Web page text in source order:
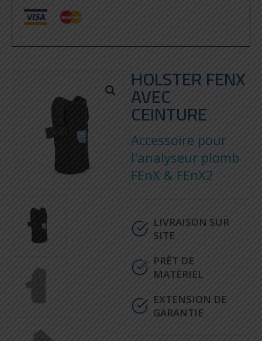
HOLSTER FENX
AVEC
CEINTURE
Accessoire pour
l'analyseur plomb
FEnX & FEnX2
LIVRAISON SUR
SITE
PRÊT DE
MATÉRIEL
EXTENSION DE
GARANTIE